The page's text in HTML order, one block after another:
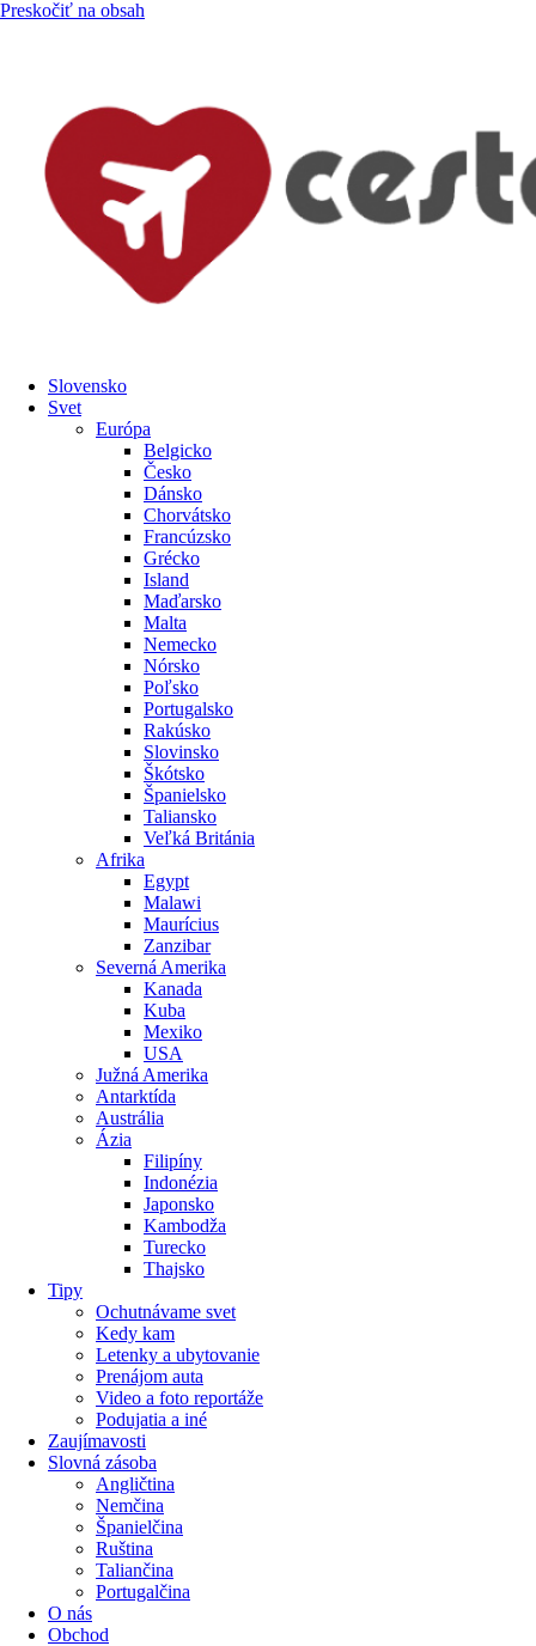
Preskočiť na obsah
Slovensko
Svet
Európa
Belgicko
Česko
Dánsko
Chorvátsko
Francúzsko
Grécko
Island
Maďarsko
Malta
Nemecko
Nórsko
Poľsko
Portugalsko
Rakúsko
Slovinsko
Škótsko
Španielsko
Taliansko
Veľká Británia
Afrika
Egypt
Malawi
Maurícius
Zanzibar
Severná Amerika
Kanada
Kuba
Mexiko
USA
Južná Amerika
Antarktída
Austrália
Ázia
Filipíny
Indonézia
Japonsko
Kambodža
Turecko
Thajsko
Tipy
Ochutnávame svet
Kedy kam
Letenky a ubytovanie
Prenájom auta
Video a foto reportáže
Podujatia a iné
Zaujímavosti
Slovná zásoba
Angličtina
Nemčina
Španielčina
Ruština
Taliančina
Portugalčina
O nás
Obchod